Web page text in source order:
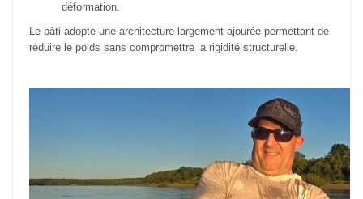
déformation.
Le bâti adopte une architecture largement ajourée permettant de
réduire le poids sans compromettre la rigidité structurelle.